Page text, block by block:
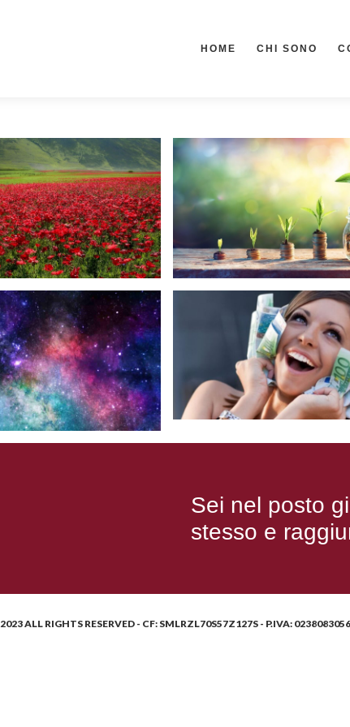
HOME CHI SONO
Sei nel posto
stesso e
2023ALL RIGHTS RESERVED - CF: SMLRZL70S57Z127S - P.IVA: